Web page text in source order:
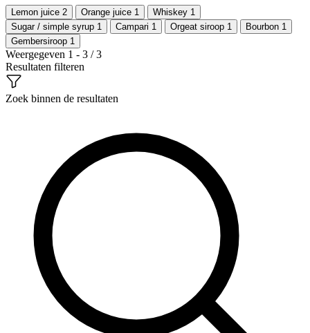
Lemon juice 2 Orange juice 1 Whiskey 1
Sugar / simple syrup 1 Campari 1 Orgeat siroop 1 Bourbon 1
Gembersiroop 1
Weergegeven 1 - 3 / 3
Resultaten filteren
Zoek binnen de resultaten